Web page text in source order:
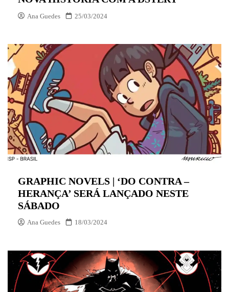
Ana Guedes 25/03/2024
GRAPHIC NOVELS | ‘DO CONTRA –
HERANÇA’ SERÁ LANÇADO NESTE
SÁBADO
Ana Guedes 18/03/2024